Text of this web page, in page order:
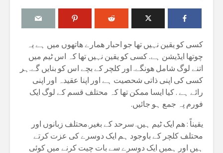
کسی کو یقین نہیں تھا جو احبار ھمارے ھاتھوں میں ہے یہ
چوتھا ایڈیشن ہے. کسی کو یقین نہیں تھا کہ اس ٹیم میں
اتنے لوگ شامل ھونگے. اور کلچر کے بچے اس کو بنایں گے.ہر
کسی کی اپنی ذاتی شحصیت ہے اور اپنا عقیدہ اور اپنی
رائے ہے . کیا ایسا ممکن تھا کہ محتلف قسم کے لوگ ایک
فورم پہ جمع ہو جائیں.
یقیناً : ھم ایک ٹیم ہیں. سرحد کے بغیر.محتلف زبانوں اور
محتلف کلچر کے باوجود ہم ایک دوسرے کی عزت کرتے
ہیں اور ہمیں ایک دوسرے سے بات چیت کرنے میں کوئی